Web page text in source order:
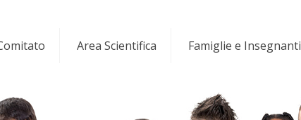
Area Scientifica Famiglie e Insegnanti